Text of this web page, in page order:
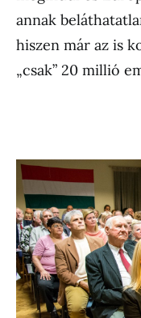
annak
hiszen már az is
„csak” 20 millió